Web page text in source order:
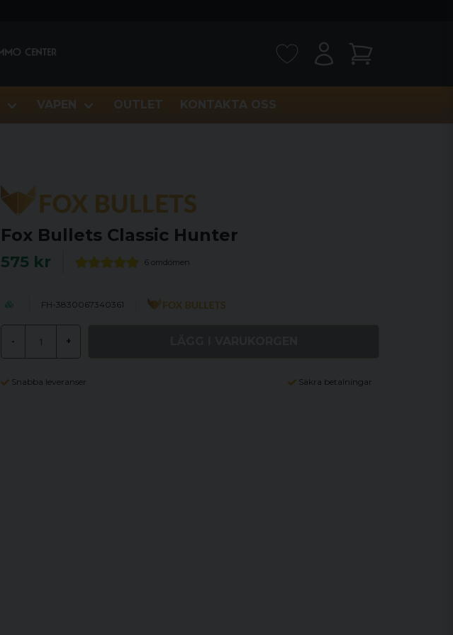
VAPEN OUTLET KONTAKTA OSS
Fox Bullets Classic Hunter
575 kr 6 omdömen
FH-3830067340361
- +
Snabba leveranser Säkra betalningar